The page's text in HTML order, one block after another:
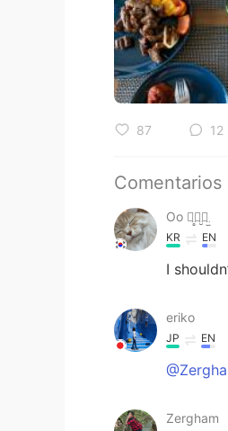
87 12
Comentarios
Oo ꪔ̤̥ꪔ̤̮ꪔ̤̫
KR EN
I
eriko
JP EN
Zergham